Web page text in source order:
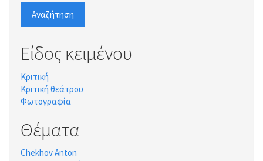
Αναζήτηση
Είδος κειμένου
Κριτική
Κριτική θεάτρου
Φωτογραφία
Θέματα
Chekhov Anton